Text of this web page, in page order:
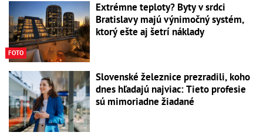
FOTO
Extrémne teploty? Byty v srdci
Bratislavy majú výnimočný systém,
ktorý ešte aj šetrí náklady
Slovenské železnice prezradili, koho
dnes hľadajú najviac: Tieto profesie
sú mimoriadne žiadané